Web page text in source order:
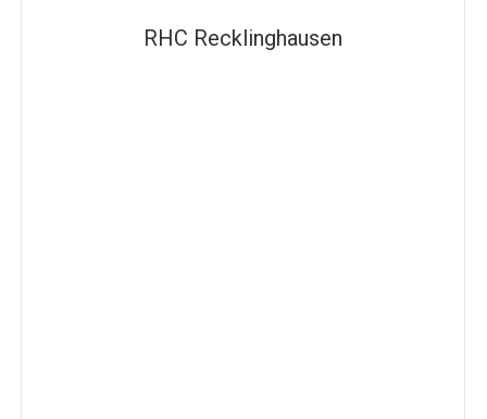
RHC Recklinghausen